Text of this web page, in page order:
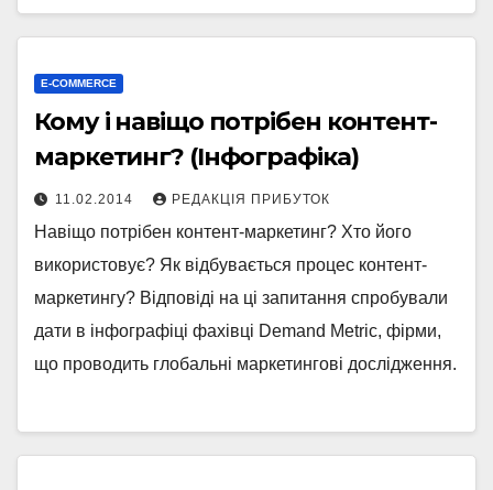
E-COMMERCE
Кому і навіщо потрібен контент-
маркетинг? (Інфографіка)
11.02.2014 РЕДАКЦІЯ ПРИБУТОК
Навіщо потрібен контент-маркетинг? Хто його
використовує? Як відбувається процес контент-
маркетингу? Відповіді на ці запитання спробували
дати в інфографіці фахівці Demand Metric, фірми,
що проводить глобальні маркетингові дослідження.